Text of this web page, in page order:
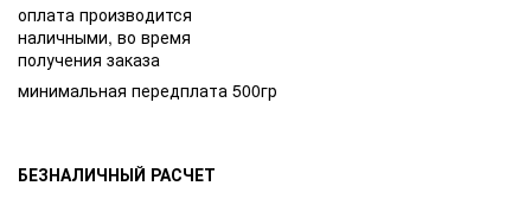
оплата производится
наличными, во время
получения заказа
минимальная передплата 500гр
БЕЗНАЛИЧНЫЙ РАСЧЕТ